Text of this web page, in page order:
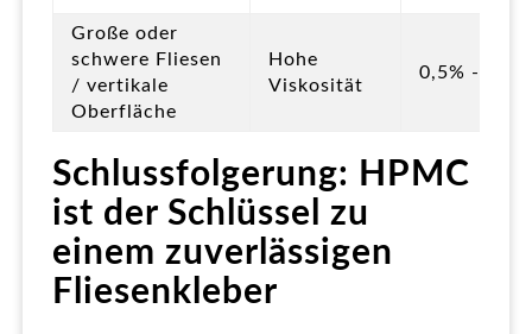
Große oder
schwere Fliesen
/ vertikale
Oberfläche
Hohe
Viskosität
0,5% - 0,6%
Schlussfolgerung: HPMC
ist der Schlüssel zu
einem zuverlässigen
Fliesenkleber